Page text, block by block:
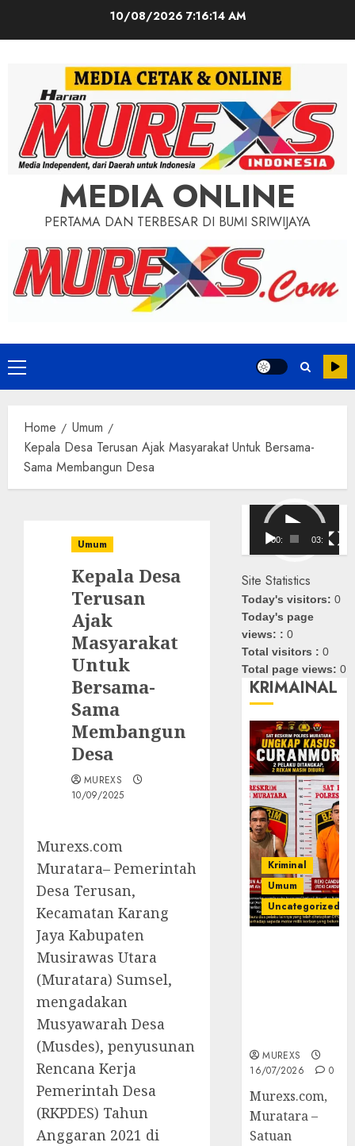
10/08/2026 7:16:16 AM
MEDIA ONLINE
PERTAMA DAN TERBESAR DI BUMI SRIWIJAYA
Primary
Menu
Home
Umum
Kepala Desa Terusan Ajak Masyarakat Untuk Bersama-
Sama Membangun Desa
Umum
Kepala Desa
Terusan
Ajak
Masyarakat
Untuk
Bersama-
Sama
Membangun
Desa
MUREXS
10/09/2025
Murexs.com
Muratara– Pemerintah
Desa Terusan,
Kecamatan Karang
Jaya Kabupaten
Musirawas Utara
(Muratara) Sumsel,
mengadakan
Musyawarah Desa
(Musdes), penyusunan
Rencana Kerja
Pemerintah Desa
(RKPDES) Tahun
Anggaran 2021 di
Pemutar
Video
00:00 03:08
Site Statistics
Today's visitors:0
Today's page
views: :0
Total visitors :0
Total page views:0
KRIMAINAL
Kriminal
Umum
Uncategorized
MUREXS
16/07/2026
0
Murexs.com,
Muratara –
Satuan